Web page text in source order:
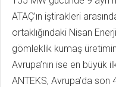
ATAÇ’ın iştirakleri
ortaklığındaki Nisan
gömleklik kumaş
Avrupa’nın ise en büyük
ANTEKS, Avrupa’da son